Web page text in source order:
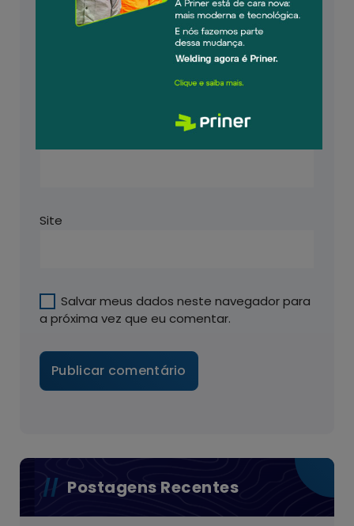
Site
Salvar meus dados neste navegador para
a próxima vez que eu comentar.
Postagens Recentes